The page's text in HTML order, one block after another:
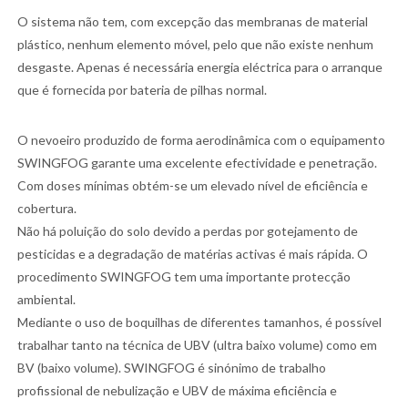
O sistema não tem, com excepção das membranas de material
plástico, nenhum elemento móvel, pelo que não existe nenhum
desgaste. Apenas é necessária energia eléctrica para o arranque
que é fornecida por bateria de pilhas normal.
O nevoeiro produzido de forma aerodinâmica com o equipamento
SWINGFOG garante uma excelente efectividade e penetração.
Com doses mínimas obtém-se um elevado nível de eficiência e
cobertura.
Não há poluição do solo devido a perdas por gotejamento de
pesticidas e a degradação de matérias activas é mais rápida. O
procedimento SWINGFOG tem uma importante protecção
ambiental.
Mediante o uso de boquilhas de diferentes tamanhos, é possível
trabalhar tanto na técnica de UBV (ultra baixo volume) como em
BV (baixo volume). SWINGFOG é sinónimo de trabalho
profissional de nebulização e UBV de máxima eficiência e